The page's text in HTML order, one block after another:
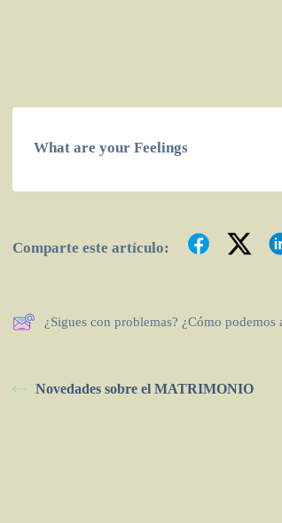
What are your Feelings
Comparte este artículo:
¿Sigues con problemas? ¿Cómo podemos
Novedades sobre el MATRIMONIO